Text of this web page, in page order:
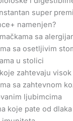
super
namenjen?
sa
sa osetljivim
u stolici
zahtevaju
sa zahtevnom
ljubimcima
koje pate od